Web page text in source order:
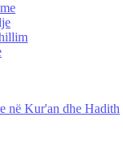
në Kur'an dhe Hadith